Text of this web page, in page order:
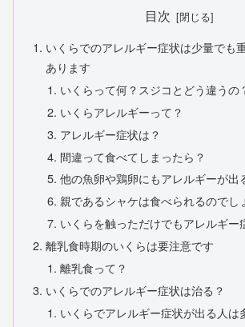
目次
いくらでのアレルギー症状は少量でも
あります
いくらって何？スジコとどう違うの
いくらアレルギーって？
アレルギー症状は？
間違って食べてしまったら？
他の魚卵や鶏卵にもアレルギーが出
親であるシャケは食べられるのでし
いくらを触っただけでもアレルギー
離乳食時期のいくらは要注意です
離乳食って？
いくらでのアレルギー症状は治る？
いくらでアレルギー症状が出る人は